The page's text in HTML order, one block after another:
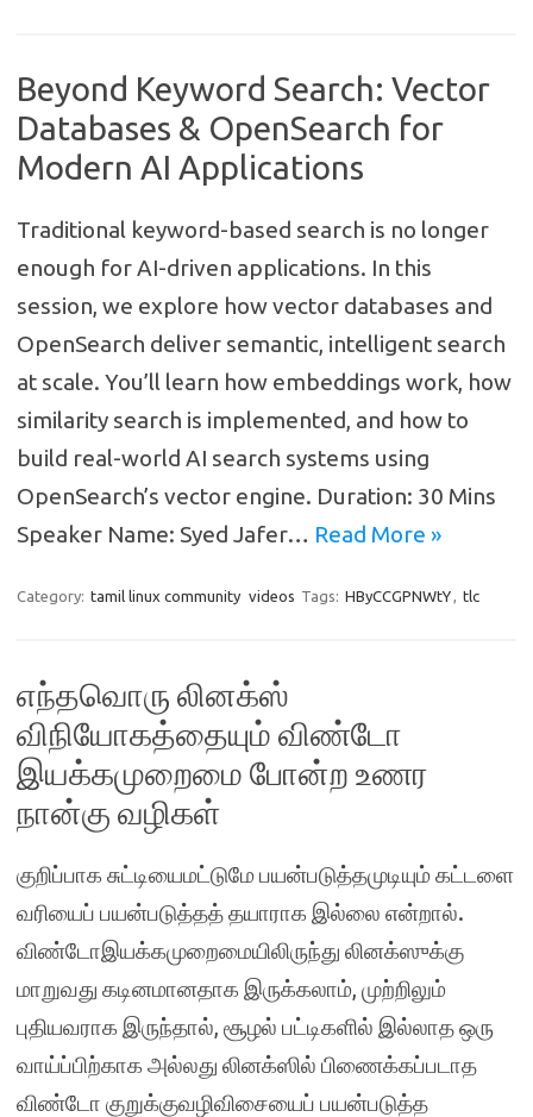
Beyond Keyword Search: Vector
Databases & OpenSearch for
Modern AI Applications
Traditional keyword-based search is no longer
enough for AI-driven applications. In this
session, we explore how vector databases and
OpenSearch deliver semantic, intelligent search
at scale. You’ll learn how embeddings work, how
similarity search is implemented, and how to
build real-world AI search systems using
OpenSearch’s vector engine. Duration: 30 Mins
Speaker Name: Syed Jafer… Read More »
Category: tamil linux community videos Tags: HByCCGPNWtY, tlc
எந்தவொரு லினக்ஸ்
விநியோகத்தையும் விண்டோ
இயக்கமுறைமை போன்ற உணர
நான்கு வழிகள்
குறிப்பாக சுட்டியைமட்டுமே பயன்படுத்தமுடியும் கட்டளை
வரியைப் பயன்படுத்தத் தயாராக இல்லை என்றால்.
விண்டோஇயக்கமுறைமையிலிருந்து லினக்ஸுக்கு
மாறுவது கடினமானதாக இருக்கலாம், முற்றிலும்
புதியவராக இருந்தால், சூழல் பட்டிகளில் இல்லாத ஒரு
வாய்ப்பிற்காக அல்லது லினக்ஸில் பிணைக்கப்படாத
விண்டோ குறுக்குவழிவிசையைப் பயன்படுத்த